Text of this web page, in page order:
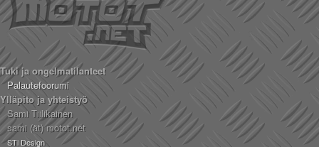
Tuki ja ongelmatilanteet
Palautefoorumi
Ylläpito ja yhteistyö
Sami Tiilikainen
sami (ät) motot.net
STi Design